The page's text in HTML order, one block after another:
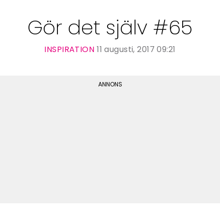
Gör det själv #65
INSPIRATION 11 augusti, 2017 09:21